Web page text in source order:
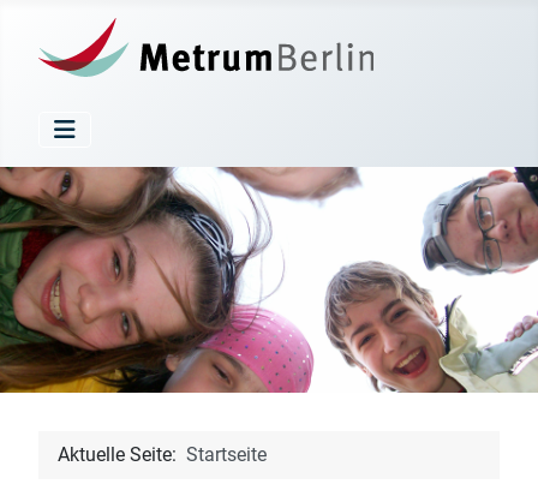
Aktuelle Seite: Startseite